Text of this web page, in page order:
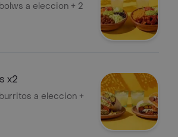
a eleccion + 2
x2
a eleccion +